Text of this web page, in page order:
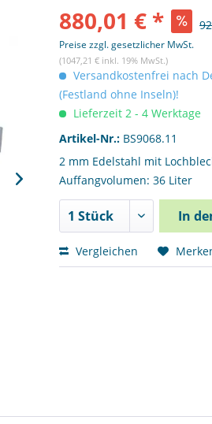
880,01 € *
Preise zzgl. gesetzlicher MwSt.
(1047,21 € inkl. 19% MwSt.)
Versandkostenfrei nach
(Festland ohne Inseln)!
Lieferzeit 2 - 4 Werktage
Artikel-Nr.: BS9068.11
2 mm Edelstahl mit
Auffangvolumen: 36 Liter
In
Vergleichen